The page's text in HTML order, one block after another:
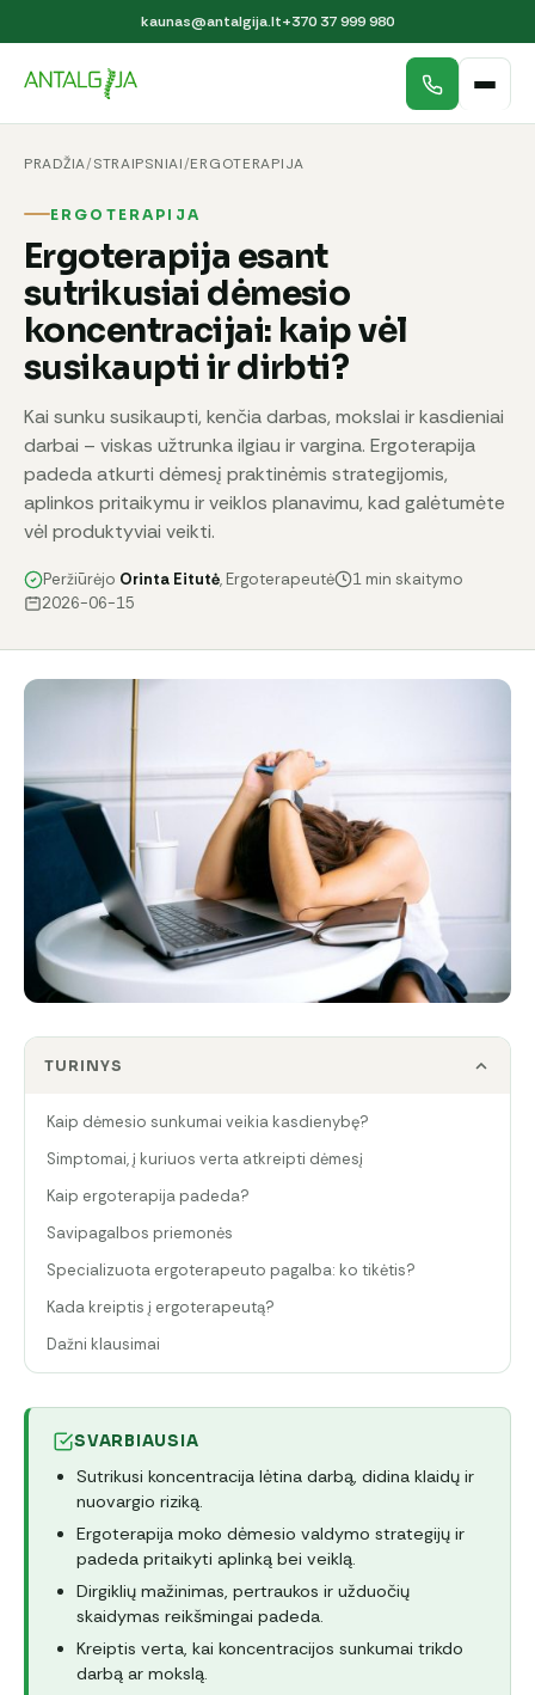
kaunas@antalgija.lt+370 37 999 980
PRADŽIA/STRAIPSNIAI/ERGOTERAPIJA
ERGOTERAPIJA
Ergoterapija esant
sutrikusiai dėmesio
koncentracijai: kaip vėl
susikaupti ir dirbti?
Kai sunku susikaupti, kenčia darbas, mokslai ir kasdieniai
darbai – viskas užtrunka ilgiau ir vargina. Ergoterapija
padeda atkurti dėmesį praktinėmis strategijomis,
aplinkos pritaikymu ir veiklos planavimu, kad galėtumėte
vėl produktyviai veikti.
Peržiūrėjo Orinta Eitutė, Ergoterapeutė
1 min skaitymo
2026-06-15
TURINYS
Kaip dėmesio sunkumai veikia kasdienybę?
Simptomai, į kuriuos verta atkreipti dėmesį
Kaip ergoterapija padeda?
Savipagalbos priemonės
Specializuota ergoterapeuto pagalba: ko tikėtis?
Kada kreiptis į ergoterapeutą?
Dažni klausimai
SVARBIAUSIA
Sutrikusi koncentracija lėtina darbą, didina klaidų ir
nuovargio riziką.
Ergoterapija moko dėmesio valdymo strategijų ir
padeda pritaikyti aplinką bei veiklą.
Dirgiklių mažinimas, pertraukos ir užduočių
skaidymas reikšmingai padeda.
Kreiptis verta, kai koncentracijos sunkumai trikdo
darbą ar mokslą.